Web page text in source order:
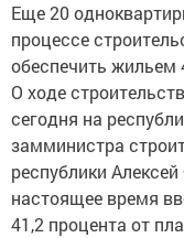
Еще 20
процессе
обеспечить жильем
О ходе
сегодня на
замминистра
республики
настоящее время
41,2 процента от